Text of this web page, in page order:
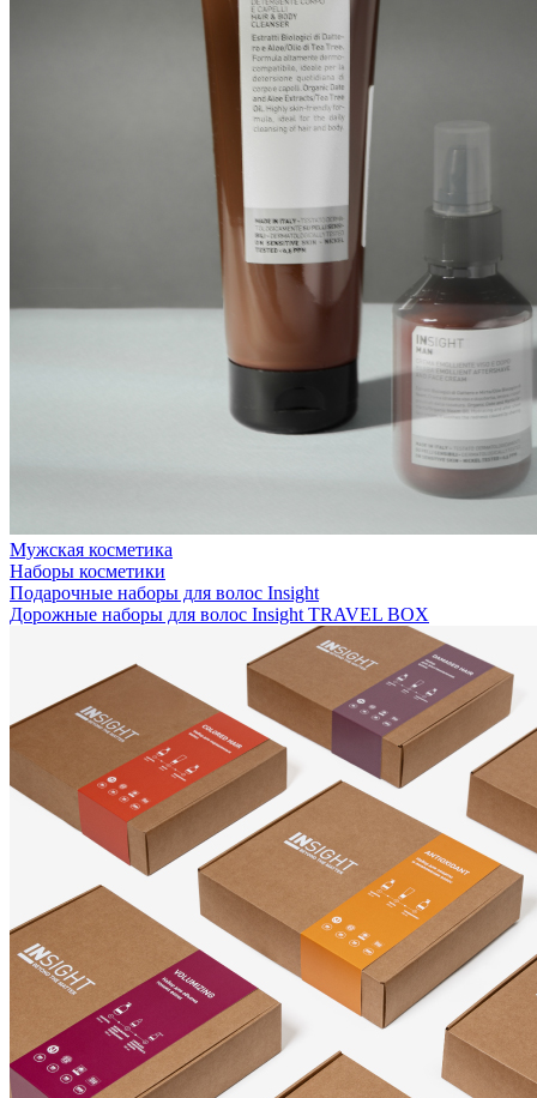
Мужская косметика
Наборы косметики
Подарочные наборы для волос Insight
Дорожные наборы для волос Insight TRAVEL BOX